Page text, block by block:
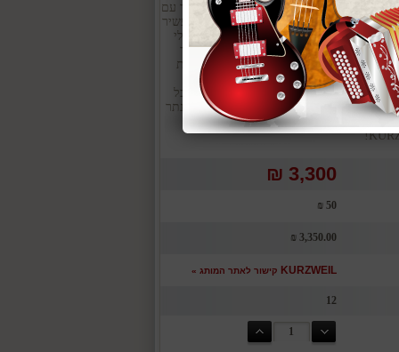
***בהזמנה נא לציין את הצבע! KURZWEIL KA P1 KB – פסנתר חשמלי נייד עם
88 קלידים איכותיים! פסנתר חשמלי מקצועי עם 88 קלידים מלאים, סאונד עשיר
נגינה. בעיצוב קומפקטי ונייד, הוא אידיאלי
לנגן בכל מקום. המערכת תומכת בחיבור
יצירת מוזיקה בצורה מקצועית. יתרונות
– תחושת נגינה מקצועית. סאונד איכותי ומגוון –
ועוד. עיצוב נייד – קל לנשיאה ושימוש בכל
– חיבור למחשב, טאבלט וסמארטפון. הפסנתר
גבוהה! הזמינו עכשיו ותתחילו לנגן
3,300 ₪
50 ₪
3,350.00 ₪
KURZWEIL קישור לאתר המותג »
12